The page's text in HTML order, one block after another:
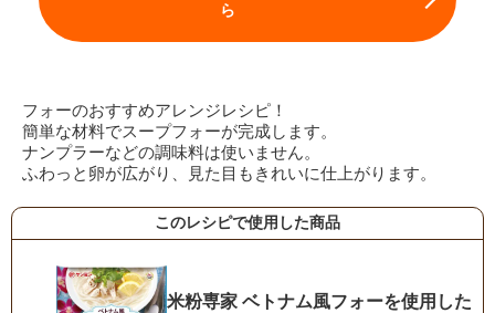
ら
フォーのおすすめアレンジレシピ！
簡単な材料でスープフォーが完成します。
ナンプラーなどの調味料は使いません。
ふわっと卵が広がり、見た目もきれいに仕上がります。
このレシピで使用した商品
米粉専家 ベトナム風フォーを使用した